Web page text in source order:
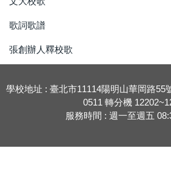
歌詞歌譜
張創辦人釋校歌
學校地址 : 臺北市11114陽明山華岡路55
0511 轉分機
服務時間 : 週一至週五